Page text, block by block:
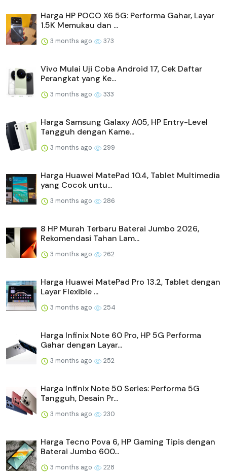
Harga HP POCO X6 5G: Performa Gahar, Layar
1.5K Memukau dan ...
3 months ago 373
Vivo Mulai Uji Coba Android 17, Cek Daftar
Perangkat yang Ke...
3 months ago 333
Harga Samsung Galaxy A05, HP Entry-Level
Tangguh dengan Kame...
3 months ago 299
Harga Huawei MatePad 10.4, Tablet Multimedia
yang Cocok untu...
3 months ago 286
8 HP Murah Terbaru Baterai Jumbo 2026,
Rekomendasi Tahan Lam...
3 months ago 262
Harga Huawei MatePad Pro 13.2, Tablet dengan
Layar Flexible ...
3 months ago 254
Harga Infinix Note 60 Pro, HP 5G Performa
Gahar dengan Layar...
3 months ago 252
Harga Infinix Note 50 Series: Performa 5G
Tangguh, Desain Pr...
3 months ago 230
Harga Tecno Pova 6, HP Gaming Tipis dengan
Baterai Jumbo 600...
3 months ago 228